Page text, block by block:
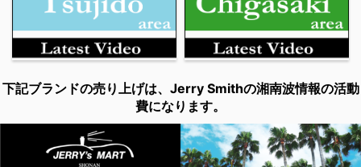
下記ブランドの売り上げは、Jerry Smithの湘南波情報の活動
費になります。